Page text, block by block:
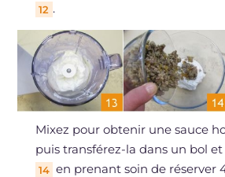
12 .
Mixez pour obtenir une sauce
puis transférez-la dans un bol
14 en prenant soin de réserver